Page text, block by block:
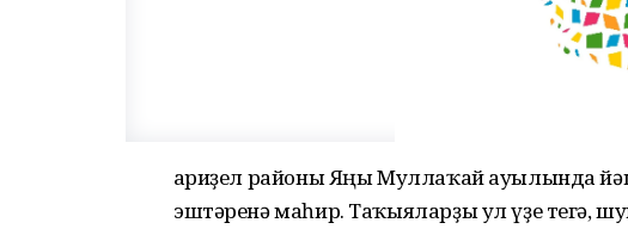
Ҡариҙел районы Яңы Муллаҡай ауылында
эштәренә маһир. Таҡыяларҙы ул үҙе тегә,